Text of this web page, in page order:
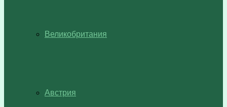
Великобритания
Австрия